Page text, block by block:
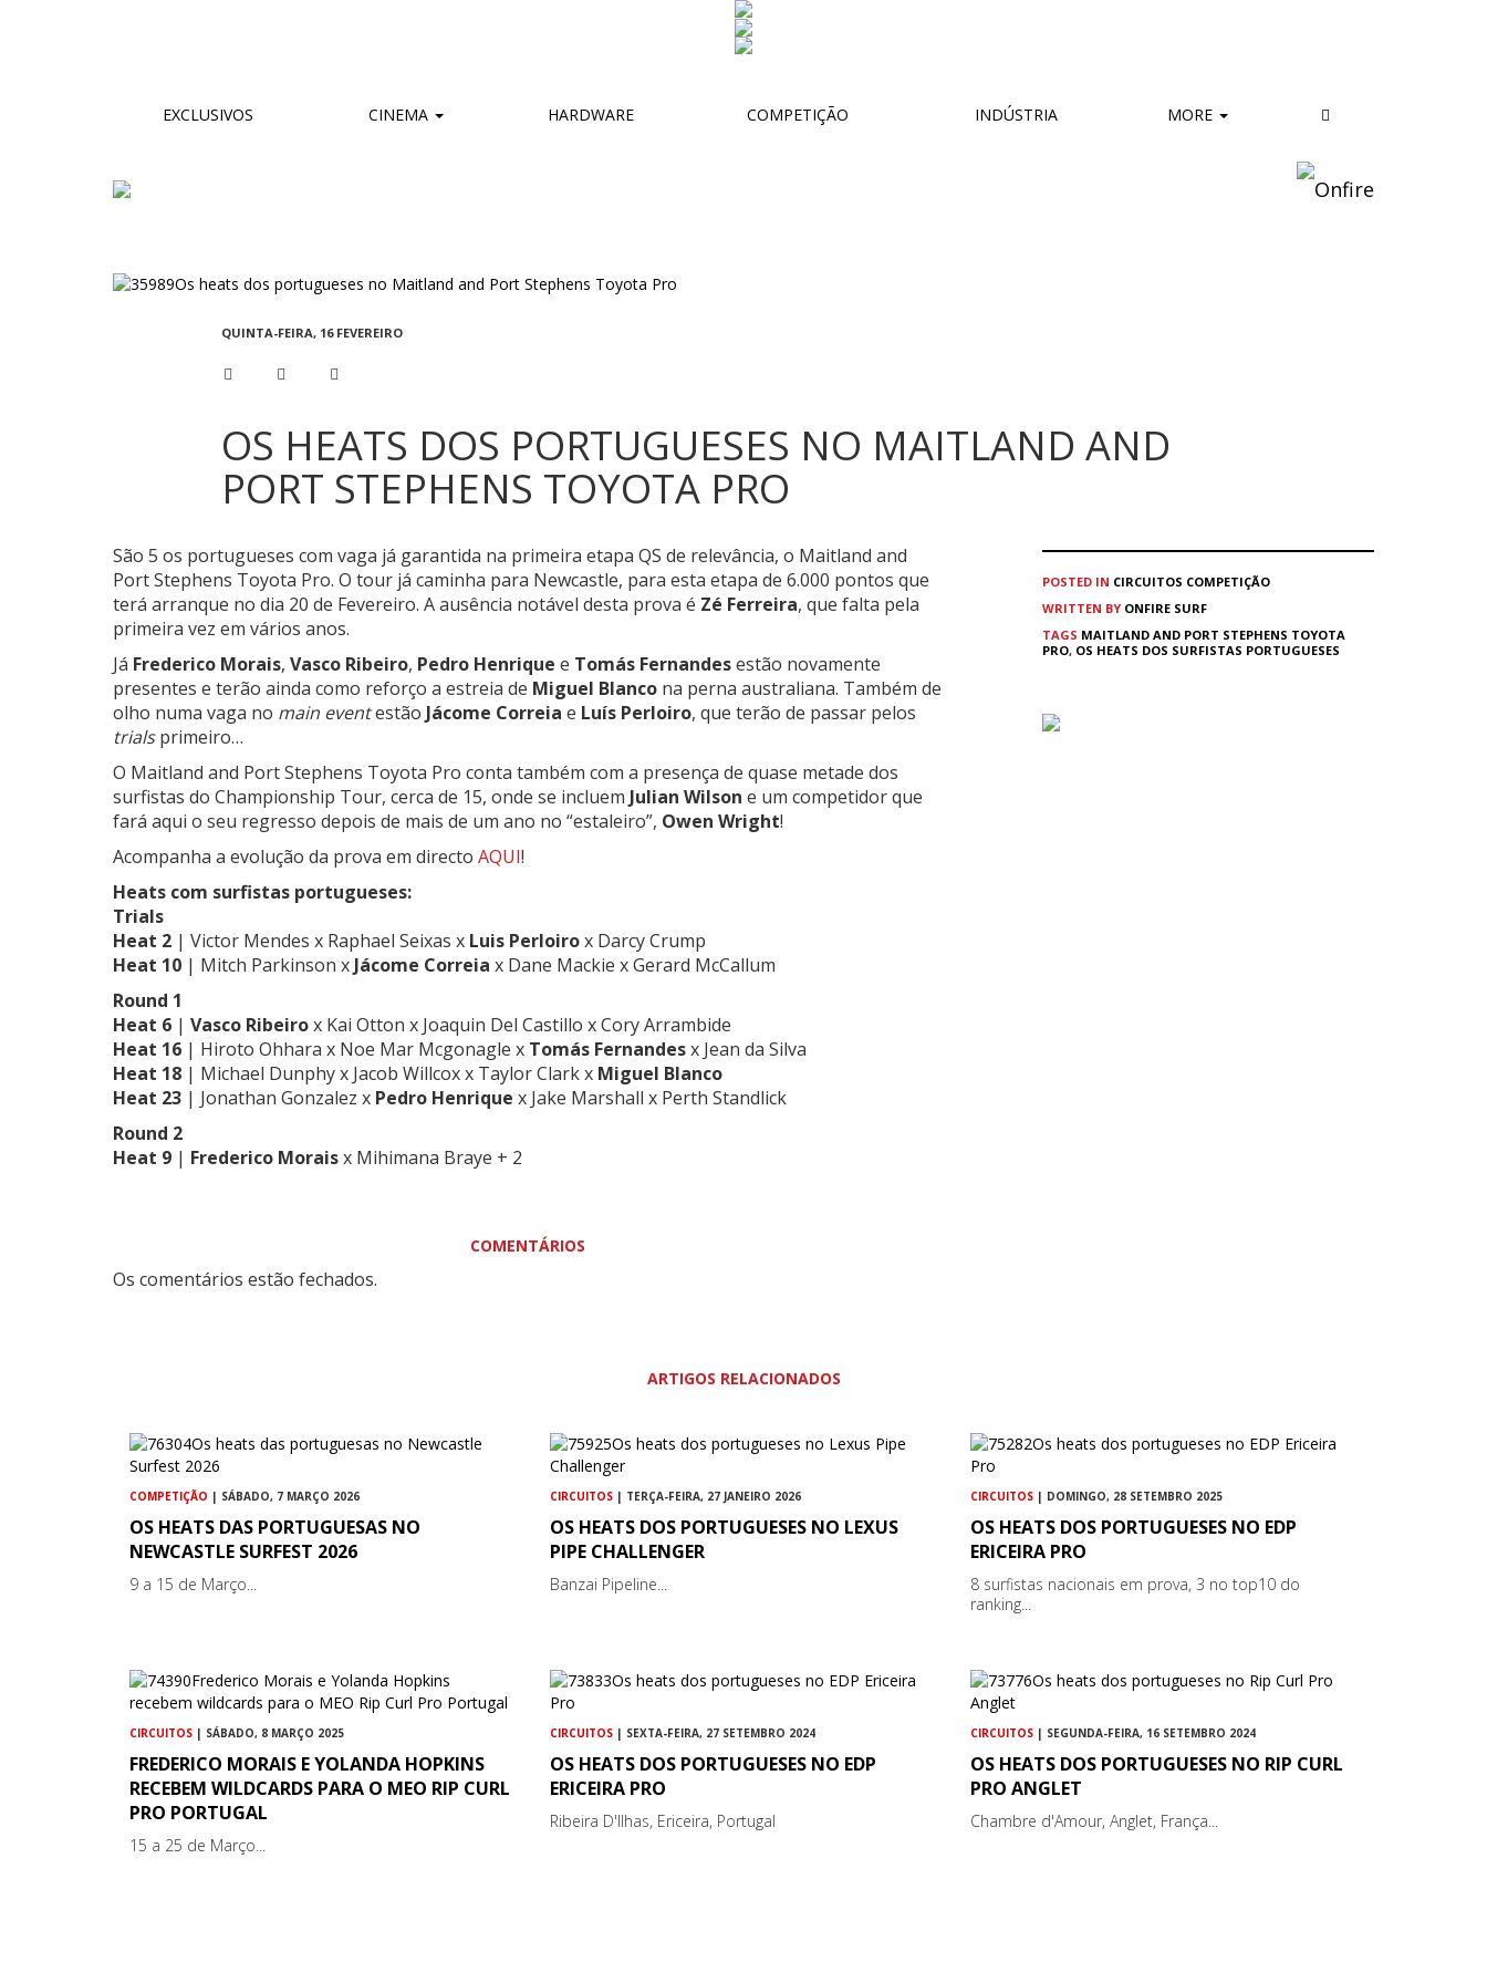
EXCLUSIVOS CINEMA HARDWARE COMPETIÇÃO INDÚSTRIA MORE
QUINTA-FEIRA, 16 FEVEREIRO
OS HEATS DOS PORTUGUESES NO MAITLAND AND
PORT STEPHENS TOYOTA PRO
São 5 os portugueses com vaga já garantida na primeira etapa QS de relevância, o Maitland and
Port Stephens Toyota Pro. O tour já caminha para Newcastle, para esta etapa de 6.000 pontos que
terá arranque no dia 20 de Fevereiro. A ausência notável desta prova é Zé Ferreira, que falta pela
primeira vez em vários anos.
Já Frederico Morais, Vasco Ribeiro, Pedro Henrique e Tomás Fernandesestão novamente
presentes e terão ainda como reforço a estreia de Miguel Blanco na perna australiana. Também de
olho numa vaga no main eventestão Jácome Correia e Luís Perloiro, que terão de passar pelos
trialsprimeiro…
O Maitland and Port Stephens Toyota Pro conta também com a presença de quase metade dos
surfistas do Championship Tour, cerca de 15, onde se incluem Julian Wilson e um competidor que
fará aqui o seu regresso depois de mais de um ano no “estaleiro”, Owen Wright!
Acompanha a evolução da prova em directo AQUI!
Heats com surfistas portugueses:
Trials
Heat 2 | Victor Mendes x Raphael Seixas x Luis Perloirox Darcy Crump
Heat 10 | Mitch Parkinson x Jácome Correia x Dane Mackie x Gerard McCallum
Round 1
Heat 6 | Vasco Ribeirox Kai Otton x Joaquin Del Castillo x Cory Arrambide
Heat 16 | Hiroto Ohhara x Noe Mar Mcgonagle x Tomás Fernandesx Jean da Silva
Heat 18 | Michael Dunphy x Jacob Willcox x Taylor Clark x Miguel Blanco
Heat 23 | Jonathan Gonzalez x Pedro Henrique x Jake Marshall x Perth Standlick
Round 2
Heat 9 | Frederico Moraisx Mihimana Braye + 2
COMENTÁRIOS
Os comentários estão fechados.
POSTED IN CIRCUITOS COMPETIÇÃO
WRITTEN BY ONFIRE SURF
TAGS MAITLAND AND PORT STEPHENS TOYOTA
PRO, OS HEATS DOS SURFISTAS PORTUGUESES
ARTIGOS RELACIONADOS
COMPETIÇÃO | SÁBADO, 7 MARÇO 2026
OS HEATS DAS PORTUGUESAS NO
NEWCASTLE SURFEST 2026
9 a 15 de Março...
CIRCUITOS | TERÇA-FEIRA, 27 JANEIRO 2026
OS HEATS DOS PORTUGUESES NO LEXUS
PIPE CHALLENGER
Banzai Pipeline...
CIRCUITOS | DOMINGO, 28 SETEMBRO 2025
OS HEATS DOS PORTUGUESES NO EDP
ERICEIRA PRO
8 surfistas nacionais em prova, 3 no top10 do
ranking...
CIRCUITOS | SÁBADO, 8 MARÇO 2025
FREDERICO MORAIS E YOLANDA HOPKINS
RECEBEM WILDCARDS PARA O MEO RIP CURL
PRO PORTUGAL
15 a 25 de Março...
CIRCUITOS | SEXTA-FEIRA, 27 SETEMBRO 2024
OS HEATS DOS PORTUGUESES NO EDP
ERICEIRA PRO
Ribeira D'Ilhas, Ericeira, Portugal
CIRCUITOS | SEGUNDA-FEIRA, 16 SETEMBRO 2024
OS HEATS DOS PORTUGUESES NO RIP CURL
PRO ANGLET
Chambre d'Amour, Anglet, França...